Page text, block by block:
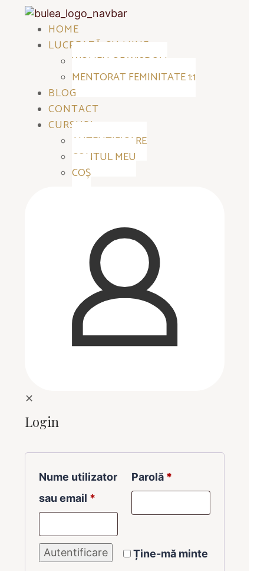
HOME
LUCREAZĂ CU MINE
WOMEN OF WISDOM
MENTORAT FEMINITATE 1:1
BLOG
CONTACT
CURSURI
AUTENTIFICARE
CONTUL MEU
COȘ
✕
Login
Nume utilizator
sau email *
Parolă *
Ține-mă minte
Autentificare